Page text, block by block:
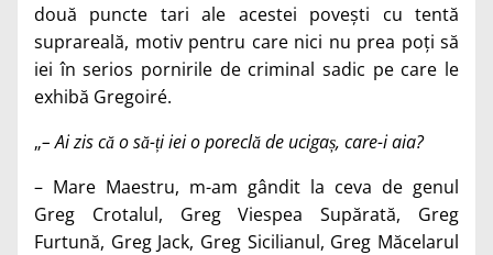
două puncte tari ale acestei povești cu tentă
suprareală, motiv pentru care nici nu prea poți să
iei în serios pornirile de criminal sadic pe care le
exhibă Gregoiré.
„– Ai zis că o să-ți iei o poreclă de ucigaș, care-i aia?
– Mare Maestru, m-am gândit la ceva de genul
Greg Crotalul, Greg Viespea Supărată, Greg
Furtună, Greg Jack, Greg Sicilianul, Greg Măcelarul